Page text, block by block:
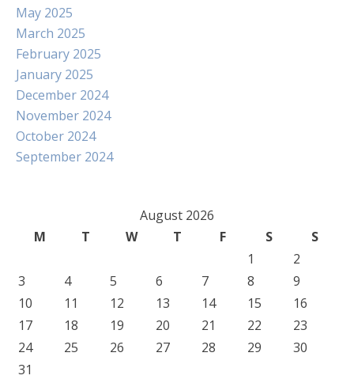
May 2025
March 2025
February 2025
January 2025
December 2024
November 2024
October 2024
September 2024
August 2026
M
T W T F S
S
1
2
3
4 5 6 7 8
9
10
11 12 13 14 15
16
17
18 19 20 21 22
23
24
25 26 27 28 29
30
31